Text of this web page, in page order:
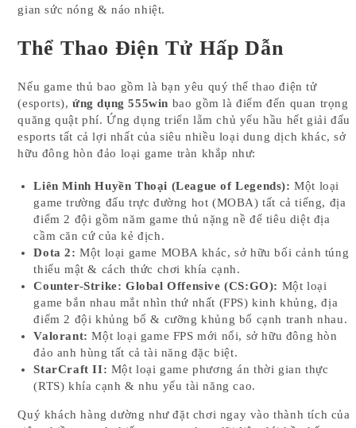
gian sức nóng & náo nhiệt.
Thể Thao Điện Tử Hấp Dẫn
Nếu game thủ bao gồm là bạn yêu quý thể thao điện tử
(esports),ứng dụng 555win bao gồm là điểm đến quan trọng
quăng quật phí. Ứng dụng triển lẵm chủ yếu hầu hết giải đấu
esports tất cả lợi nhất của siêu nhiều loại dung dịch khác, sở
hữu đông hòn đảo loại game tràn khắp như:
Liên Minh Huyền Thoại (League of Legends): Một loại
game trường đấu trực đường hot (MOBA) tất cả tiếng, địa
điểm 2 đội gồm năm game thủ nặng nề để tiêu diệt địa
cầm căn cứ của kẻ địch.
Dota 2: Một loại game MOBA khác, sở hữu bối cảnh túng
thiếu mật & cách thức chơi khía cạnh.
Counter-Strike: Global Offensive (CS:GO): Một loại
game bắn nhau mắt nhìn thứ nhất (FPS) kinh khủng, địa
điểm 2 đội khủng bố & cưỡng khủng bố cạnh tranh nhau.
Valorant: Một loại game FPS mới nổi, sở hữu đông hòn
đảo anh hùng tất cả tài năng đặc biệt.
StarCraft II: Một loại game phương án thời gian thực
(RTS) khía cạnh & nhu yếu tài năng cao.
Quý khách hàng dường như đặt chơi ngay vào thành tích của